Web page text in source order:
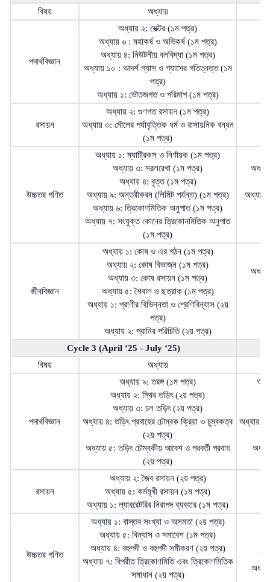
বিষয় অধ্যায়
পদার্থবিজ্ঞান
অধ্যায় ২: ভেক্টর (১ম পত্র)
অধ্যায় ৬ : মহাকর্ষ ও অভিকর্ষ (১ম পত্র)
অধ্যায় ৪: নিউটনীয় বলবিদ্যা (১ম পত্র)
অধ্যায় ১০ : আদর্শ গ্যাস ও গ্যাসের গতিত্বত্ত (১ম
পত্র)
অধ্যায় ১: ভৌতজগত ও পরিমাপ (১ম পত্র)
রসায়ন
অধ্যায় ২: গুণগত রসায়ন (১ম পত্র)
অধ্যায় ৩: মৌলের পর্যাবৃত্তিক ধর্ম ও রাসায়নিক বন্ধন
(১ম পত্র)
উচ্চতর গণিত
অধ্যায় ১: ম্যাট্রিকস ও নির্ণায়ক (১ম পত্র)
অধ্যায় ৩: সরলরেখা (১ম পত্র)
অধ্যায় ৪: বৃত্ত (১ম পত্র)
অধ্যায় ৯: অন্তরীকরন (লিমিট পর্যন্ত) (১ম পত্র)
অধ্যায় ৬: ত্রিকোণমিতিক অনুপাত (১ম পত্র)
অধ্যায় ৭: সংযুক্ত কোনের ত্রিকোনমিতিক অনুপাত
(১ম পত্র)
অধ্যায়
জীববিজ্ঞান
অধ্যায় ১: কোষ ও এর গঠন (১ম পত্র)
অধ্যায় ২: কোষ বিভাজন (১ম পত্র)
অধ্যায় ৩: কোষ রসায়ন (১ম পত্র)
অধ্যায় ৫: শৈবাল ও ছত্রাক (১ম পত্র)
অধ্যায় ১: প্রাণীর বিভিন্নতা ও শ্রেণিবিন্যাস (২য়
পত্র)
অধ্যায় ২: প্রানির পরিচিতি (২য় পত্র)
Cycle 3 (April ‘25 - July ‘25)
বিষয়
অধ্যায়
পদার্থবিজ্ঞান
অধ্যায় ৯: তরঙ্গ (১ম পত্র)
অধ্যায় ২: স্থির তড়িৎ (২য় পত্র)
অধ্যায় ৩: চল তড়িৎ (২য় পত্র)
অধ্যায় ৪: তড়িৎ প্রবাহের চৌম্বক ক্রিয়া ও চুম্বকত্ব
(২য় পত্র)
অধ্যায় ৫: তড়িৎ চৌম্বকীয় আবেশ ও পরবর্তী প্রবাহ
(২য় পত্র)
অধ্যায় ৯:
রসায়ন
অধ্যায় ২: জৈব রসায়ন (২য় পত্র)
অধ্যায় ৫: কর্মমূখী রসায়ন (১ম পত্র)
অধ্যায় ১: ল্যাবরেটরির নিরাপদ ব্যবহার (১ম পত্র)
উচ্চতর গণিত
অধ্যায় ১: বাস্তব সংখ্যা ও অসমতা (২য় পত্র)
অধ্যায় ৫: বিন্যাস ও সমাবেশ (১ম পত্র)
অধ্যায় ৪: বহুপদী ও বহুপদী সমীকরণ (২য় পত্র)
অধ্যায় ৭: বিপরীত ত্রিকোণমিতি এবং ত্রিকোণমিতিক
সমাধান (২য় পত্র)